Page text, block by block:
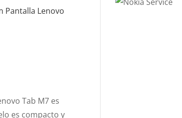
Pantalla Lenovo
Tab M7 es
es compacto y